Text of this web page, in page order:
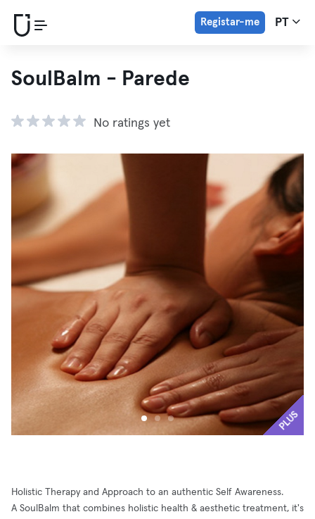
Registar-me PT
SoulBalm - Parede
No ratings yet
PLUS
Holistic Therapy and Approach to an authentic Self Awareness.
A SoulBalm that combines holistic health & aesthetic treatment, it's